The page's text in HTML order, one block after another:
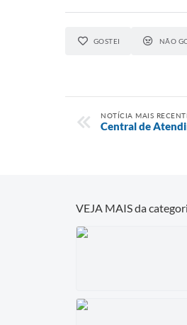
GOSTEI NÃO
NOTÍCIA MAIS
Central de
VEJA MAIS da